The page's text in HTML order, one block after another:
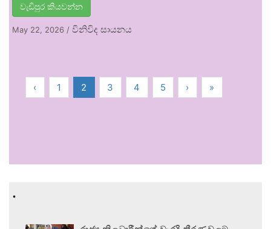
වැඩිපුර කියවන්න
May 22, 2026 / විනිවිද සායනය
‹ 1 2 3 4 5 › »
.